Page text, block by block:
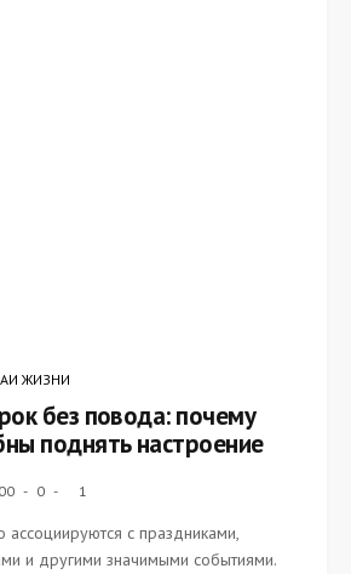
ЖИЗНИ
без повода: почему
поднять настроение
0 1
с праздниками,
и другими значимыми событиями.